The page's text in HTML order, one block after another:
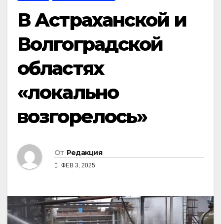
В Астраханской и
Волгоградской
областях
«локально
возгорелось»
От Редакция
ФЕВ 3, 2025